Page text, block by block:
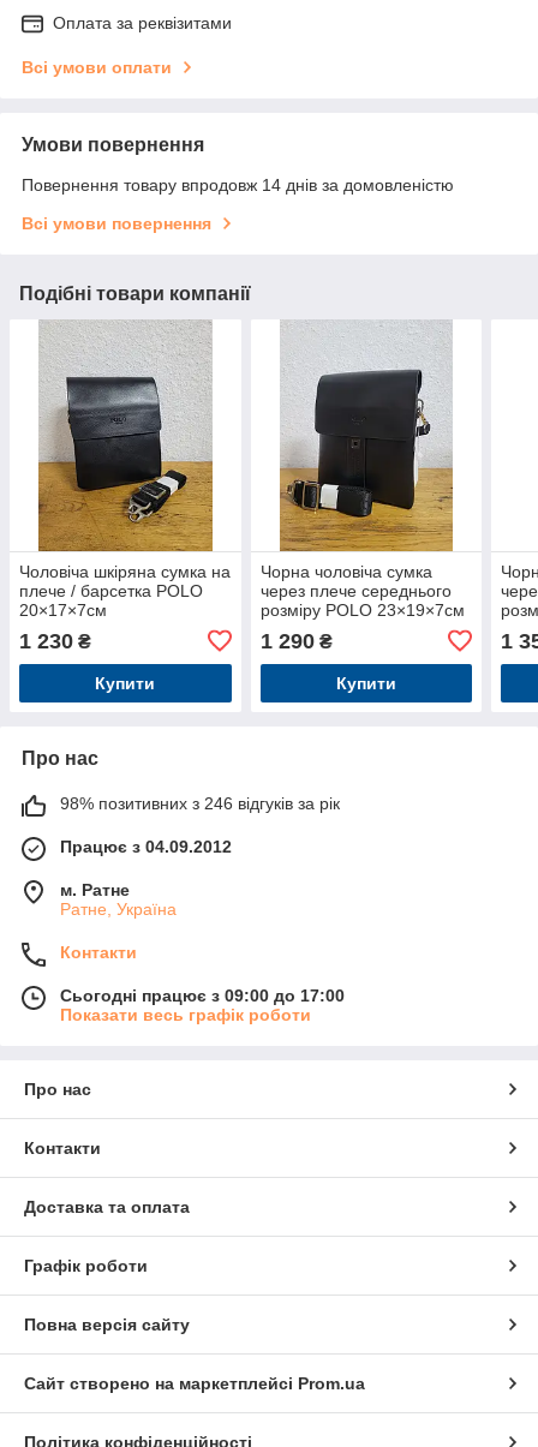
Оплата за реквізитами
Всі умови оплати
Умови повернення
Повернення товару впродовж 14 днів за домовленістю
Всі умови повернення
Подібні товари компанії
Чоловіча шкіряна сумка на
плече / барсетка POLO
20×17×7см
1 230 ₴
Купити
Чорна чоловіча сумка
через плече середнього
розміру POLO 23×19×7см
1 290₴
Купити
1
Про нас
98% позитивних з 246 відгуків за рік
Працює з 04.09.2012
м. Ратне
Ратне, Україна
Контакти
Сьогодні працює з 09:00 до 17:00
Показати весь графік роботи
Про нас
Контакти
Доставка та оплата
Графік роботи
Повна версія сайту
Сайт створено на маркетплейсі Prom.ua
Політика конфіденційності